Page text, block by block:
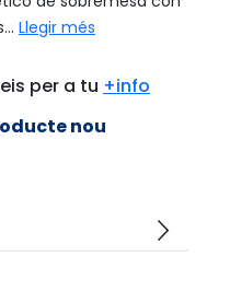
Llegir més
per a tu +info
nou
arrow_forward_ios